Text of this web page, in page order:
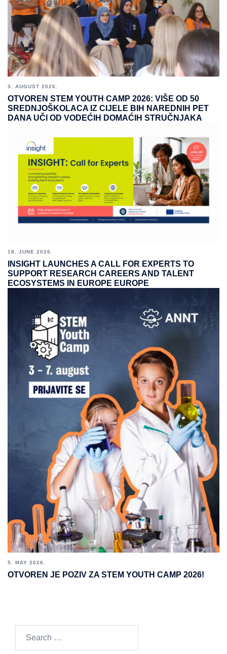
3. AUGUST 2026.
OTVOREN STEM YOUTH CAMP 2026: VIŠE OD 50
SREDNJOŠKOLACA IZ CIJELE BIH NAREDNIH PET
DANA UČI OD VODEĆIH DOMAĆIH STRUČNJAKA
18. JUNE 2026.
INSIGHT LAUNCHES A CALL FOR EXPERTS TO
SUPPORT RESEARCH CAREERS AND TALENT
ECOSYSTEMS IN EUROPE EUROPE
5. MAY 2026.
OTVOREN JE POZIV ZA STEM YOUTH CAMP 2026!